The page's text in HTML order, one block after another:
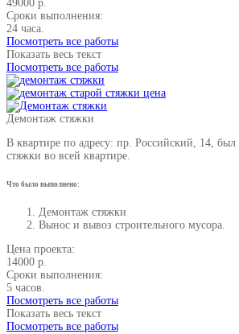
49000 р.
Сроки выполнения:
24 часа.
Посмотреть все работы
Показать весь текст
Посмотреть все работы
Демонтаж стяжки
В квартире по адресу: пр. Российский, 14,
стяжки во всей квартире.
Что было выполнено:
Демонтаж стяжки
Вынос и вывоз строительного мусора.
Цена проекта:
14000 р.
Сроки выполнения:
5 часов.
Посмотреть все работы
Показать весь текст
Посмотреть все работы